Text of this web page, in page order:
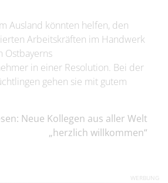
Ausland könnten helfen, den
Arbeitskräften im Handwerk
Ostbayerns
in einer Resolution. Bei der
gehen sie mit gutem
Neue Kollegen aus aller Welt
„herzlich willkommen“
WERBUNG